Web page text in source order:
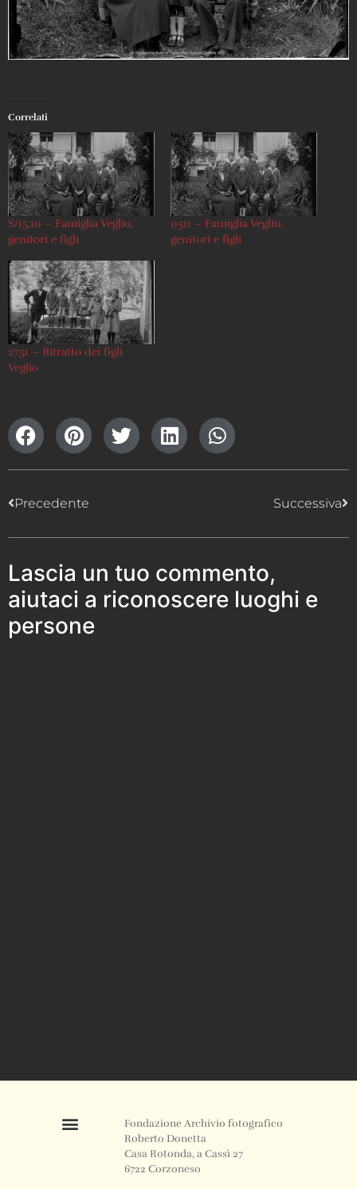
Correlati
S/15.10 – Famiglia Veglio,
genitori e figli
0511 – Famiglia Veglio,
genitori e figli
2751 – Ritratto dei figli
Veglio
Precedente Successiva
Lascia un tuo commento,
aiutaci a riconoscere luoghi e
persone
Fondazione Archivio fotografico
Roberto Donetta
Casa Rotonda, a Cassì 27
6722 Corzoneso